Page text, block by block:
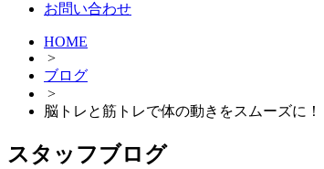
お問い合わせ
HOME
>
ブログ
>
脳トレと筋トレで体の動きをスムーズに！
スタッフブログ